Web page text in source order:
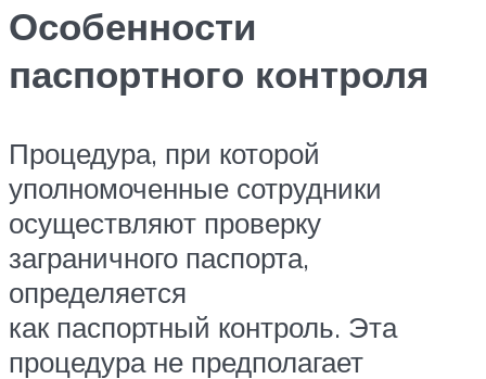
Особенности
паспортного контроля
Процедура, при которой
уполномоченные сотрудники
осуществляют проверку
заграничного паспорта,
определяется
как паспортный контроль. Эта
процедура не предполагает